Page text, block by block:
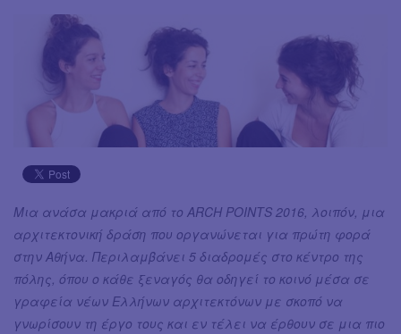
Μια ανάσα μακριά από το ARCH POINTS 2016, λοιπόν, μια
αρχιτεκτονική δράση που οργανώνεται για πρώτη φορά
στην Αθήνα. Περιλαμβάνει 5 διαδρομές στο κέντρο της
πόλης, όπου ο κάθε ξεναγός θα οδηγεί το κοινό μέσα σε
γραφεία νέων Ελλήνων αρχιτεκτόνων με σκοπό να
γνωρίσουν τη έργο τους και εν τέλει να έρθουν σε μια πιο